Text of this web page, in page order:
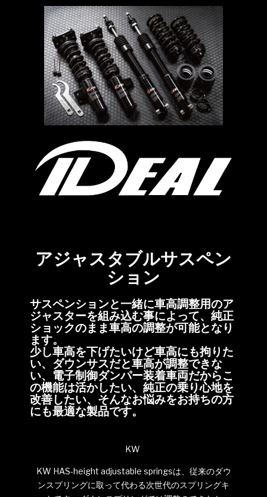
アジャスタブルサスペン
ション
サスペンションと一緒に車高調整用のア
ジャスターを組み込む事によって、純正
ショックのまま車高の調整が可能となり
ます。
少し車高を下げたいけど車高にも拘りた
い、ダウンサスだと車高が調整できな
い、電子制御ダンパー装着車両だからこ
の機能は活かしたい、純正の乗り心地を
改善したい、そんなお悩みをお持ちの方
にも最適な製品です。
KW
KW HAS-height adjustable springsは、従来のダウ
ンスプリングに取って代わる次世代のスプリングキ